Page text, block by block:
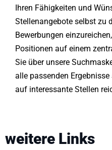
Ihren Fähigkeiten und
Stellenangebote selbst zu
Bewerbungen
Positionen auf einem
Sie über unsere
alle passenden
auf interessante Stellen
weitere Links